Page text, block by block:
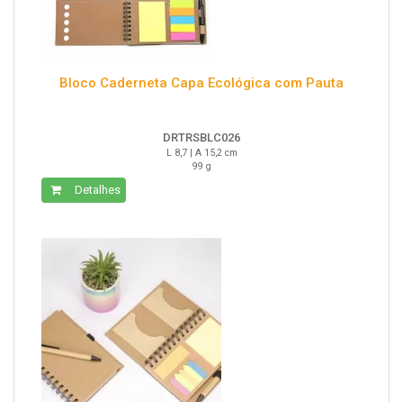
Bloco Caderneta Capa Ecológica com Pauta
DRTRSBLC026
L 8,7 | A 15,2 cm
99 g
Detalhes